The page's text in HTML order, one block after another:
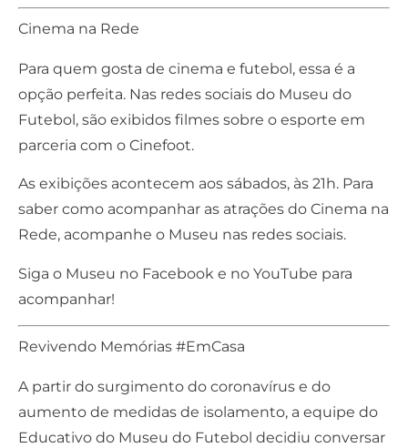
Cinema na Rede
Para quem gosta de cinema e futebol, essa é a
opção perfeita. Nas redes sociais do Museu do
Futebol, são exibidos filmes sobre o esporte em
parceria com o Cinefoot.
As exibições acontecem aos sábados, às 21h. Para
saber como acompanhar as atrações do Cinema na
Rede, acompanhe o Museu nas redes sociais.
Siga o Museu no Facebook e no YouTube para
acompanhar!
Revivendo Memórias #EmCasa
A partir do surgimento do coronavírus e do
aumento de medidas de isolamento, a equipe do
Educativo do Museu do Futebol decidiu conversar